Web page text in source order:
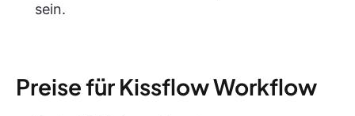
sein.
Preise für Kissflow Workflow